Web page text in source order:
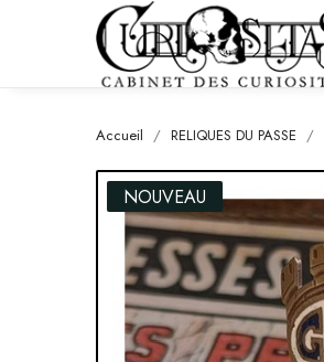
Accueil RELIQUES DU PASSE
NOUVEAU